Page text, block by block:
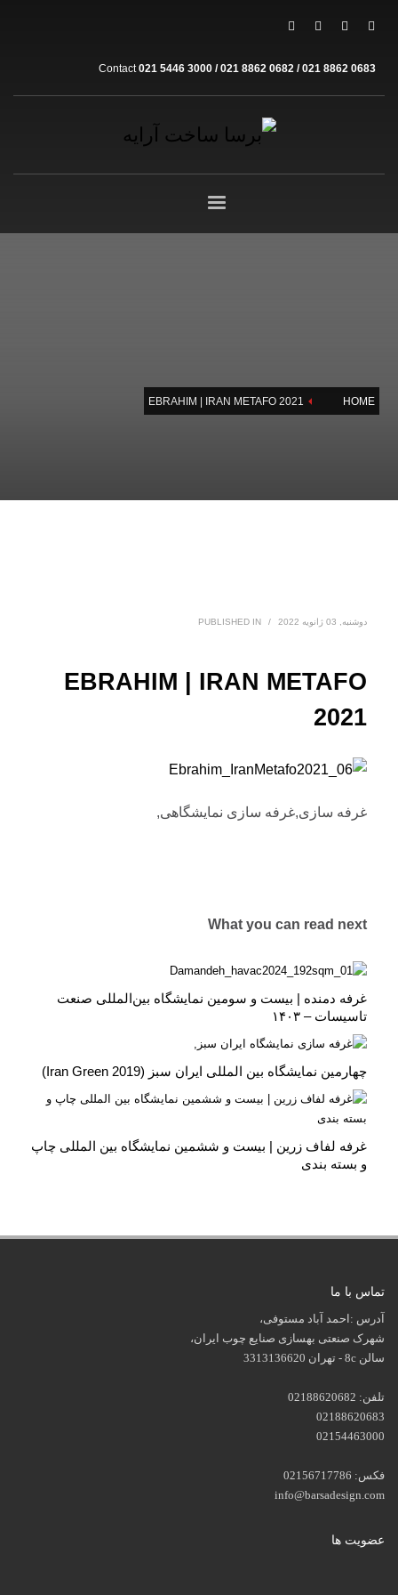
Contact021 5446 3000 / 021 8862 0682 / 021 8862 0683
HOME
EBRAHIM | IRAN METAFO 2021
دوشنبه, 03 ژانویه 2022 /
PUBLISHED IN
EBRAHIM | IRAN METAFO
2021
غرفه سازی,غرفه سازی نمایشگاهی,
What you can read next
غرفه دمنده | بیست‌ و سومین نمایشگاه بین‌المللی صنعت
تاسیسات – ۱۴۰۳
چهارمین نمایشگاه بین المللی ایران سبز (Iran Green 2019)
غرفه لفاف زرین | بیست و ششمین نمایشگاه بین المللی چاپ
و بسته بندی
تماس با ما
آدرس :احمد آباد مستوفی،
شهرک صنعتی بهسازی صنایع چوب ایران،
سالن 8c - تهران 3313136620
تلفن: 02188620682
02188620683
02154463000
فکس: 02156717786
info@barsadesign.com
عضویت ها